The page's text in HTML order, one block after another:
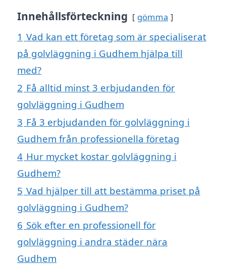
Innehållsförteckning gömma
1 Vad kan ett företag som är specialiserat
på golvläggning i Gudhem hjälpa till
med?
2 Få alltid minst 3 erbjudanden för
golvläggning i Gudhem
3 Få 3 erbjudanden för golvläggning i
Gudhem från professionella företag
4 Hur mycket kostar golvläggning i
Gudhem?
5 Vad hjälper till att bestämma priset på
golvläggning i Gudhem?
6 Sök efter en professionell för
golvläggning i andra städer nära
Gudhem